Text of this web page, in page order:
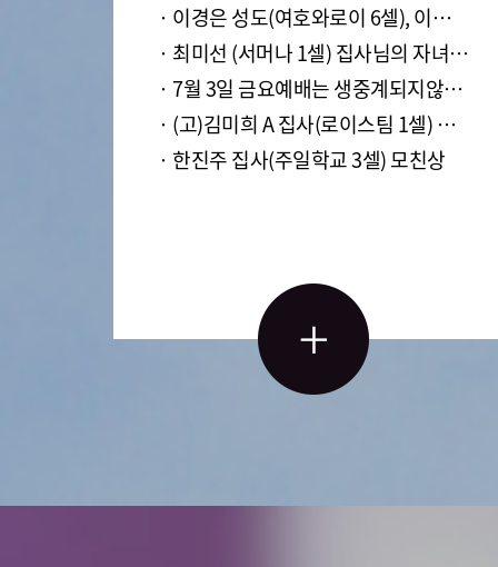
· 이경은 성도(여호와로이 6셀), 이지혜 성도(여호와 샬롬1셀)모친상
· 최미선 (서머나 1셀) 집사님의 자녀이신 조성라 자매님의 결혼예식이 있습니다.
· 7월 3일 금요예배는 생중계되지않습니다.
· (고)김미희 A 집사(로이스팀 1셀) 성도상
· 한진주 집사(주일학교 3셀) 모친상